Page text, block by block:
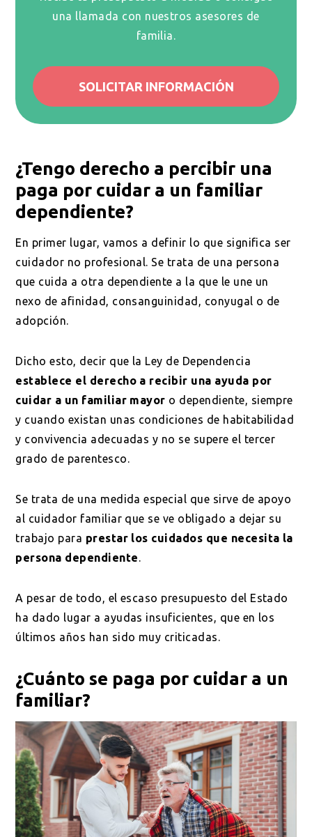
una llamada con nuestros asesores de
familia.
SOLICITAR INFORMACIÓN
¿Tengo derecho a percibir una
paga por cuidar a un familiar
dependiente?
En primer lugar, vamos a definir lo que significa ser
cuidador no profesional. Se trata de una persona
que cuida a otra dependiente a la que le une un
nexo de afinidad, consanguinidad, conyugal o de
adopción.
Dicho esto, decir que la Ley de Dependencia
establece el derecho a recibir una ayuda por
cuidar a un familiar mayor o dependiente, siempre
y cuando existan unas condiciones de habitabilidad
y convivencia adecuadas y no se supere el tercer
grado de parentesco.
Se trata de una medida especial que sirve de apoyo
al cuidador familiar que se ve obligado a dejar su
trabajo para prestar los cuidados que necesita la
persona dependiente.
A pesar de todo, el escaso presupuesto del Estado
ha dado lugar a ayudas insuficientes, que en los
últimos años han sido muy criticadas.
¿Cuánto se paga por cuidar a un
familiar?